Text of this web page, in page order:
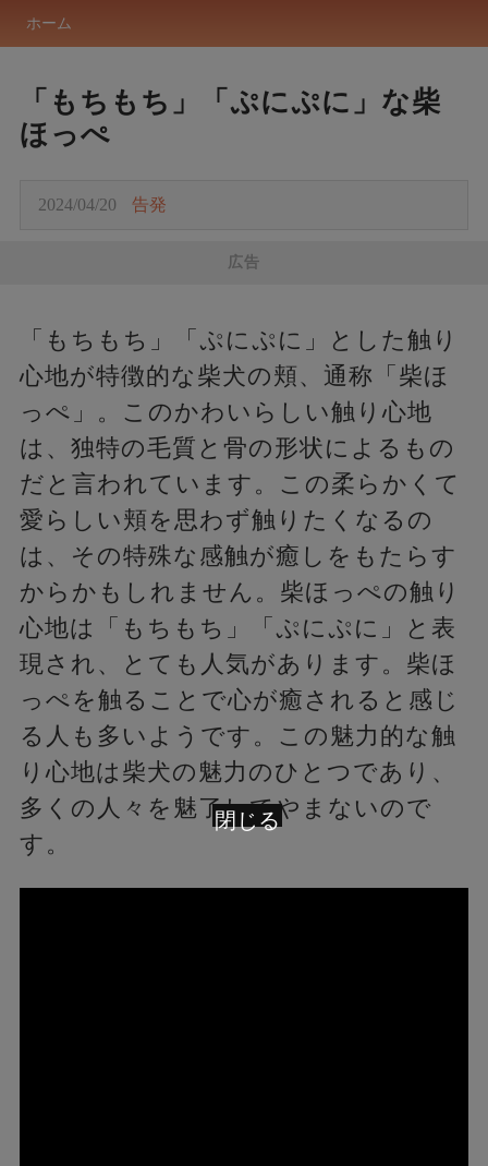
ホーム
「もちもち」「ぷにぷに」な柴
ほっぺ
2024/04/20 告発
広告
「もちもち」「ぷにぷに」とした触り
心地が特徴的な柴犬の頬、通称「柴ほ
っぺ」。このかわいらしい触り心地
は、独特の毛質と骨の形状によるもの
だと言われています。この柔らかくて
愛らしい頬を思わず触りたくなるの
は、その特殊な感触が癒しをもたらす
からかもしれません。柴ほっぺの触り
心地は「もちもち」「ぷにぷに」と表
現され、とても人気があります。柴ほ
っぺを触ることで心が癒されると感じ
る人も多いようです。この魅力的な触
り心地は柴犬の魅力のひとつであり、
多くの人々を魅了してやまないので
す。
閉じる